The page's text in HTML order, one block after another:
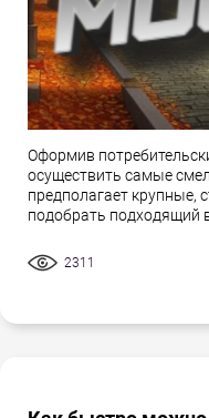
Оформив
осуществить самые
предполагает крупные,
подобрать подходящий
2311